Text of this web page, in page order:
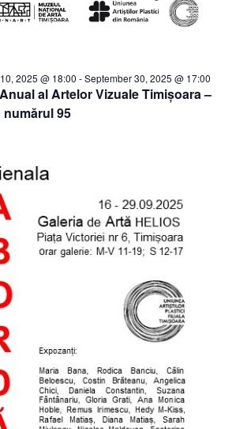
al Artelor Vizuale Timișoara –
95
2025 @ 18:00 -September 30, 2025 @ 17:00